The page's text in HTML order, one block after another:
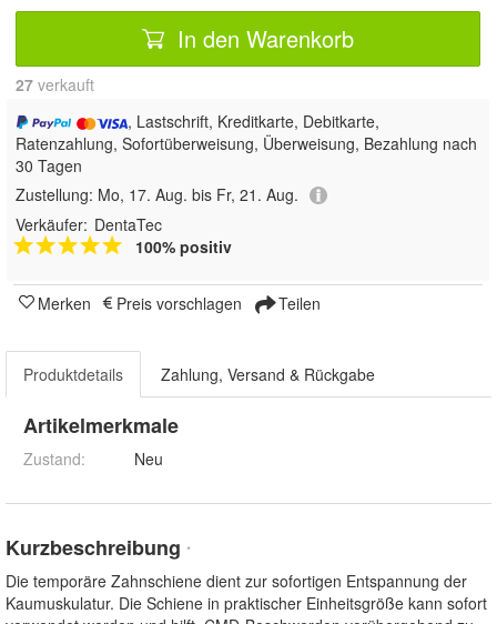
In den Warenkorb
27 verkauft
, Lastschrift, Kreditkarte, Debitkarte,
Ratenzahlung, Sofortüberweisung, Überweisung, Bezahlung nach
30 Tagen
Zustellung: Mo, 17. Aug. bis Fr, 21. Aug.
Verkäufer: DentaTec
100% positiv
Merken Preis vorschlagen Teilen
Produktdetails Zahlung, Versand & Rückgabe
Artikelmerkmale
Zustand: Neu
Kurzbeschreibung *
Die temporäre Zahnschiene dient zur sofortigen Entspannung der
Kaumuskulatur. Die Schiene in praktischer Einheitsgröße kann sofort